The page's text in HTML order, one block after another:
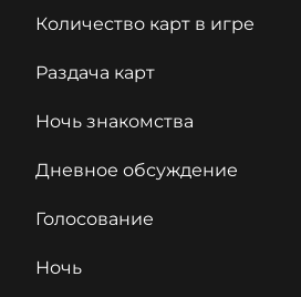
Количество карт в игре
Раздача карт
Ночь знакомства
Дневное обсуждение
Голосование
Ночь